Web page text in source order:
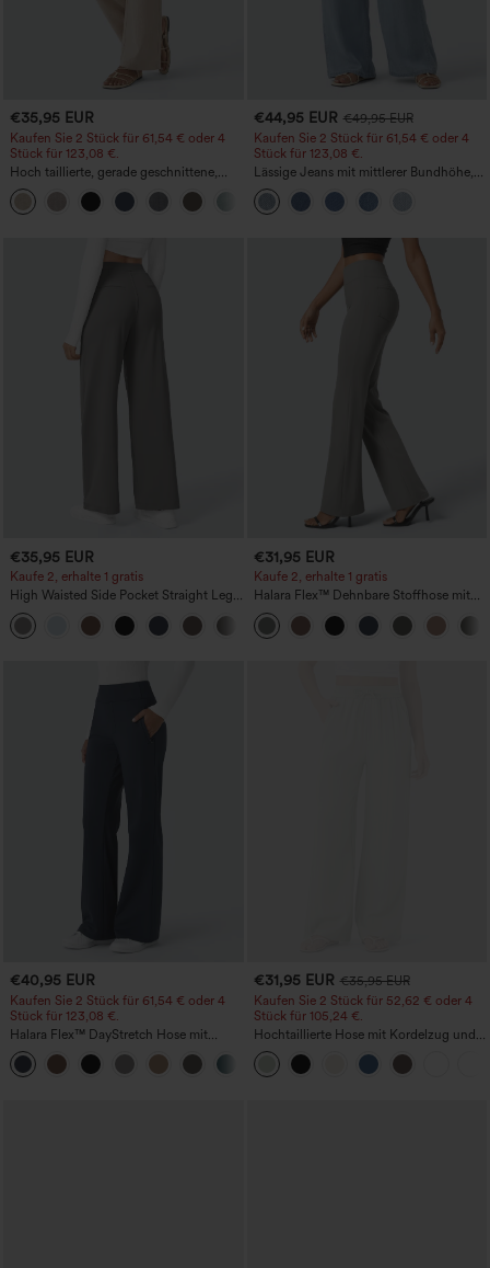
€35,95 EUR
Kaufen Sie 2 Stück für 61,54 € oder 4
Stück für 123,08 €.
Hoch taillierte, gerade geschnittene,
legere Leinen-Optik-Hose mit Taschen
+5
€44,95 EUR €49,95 EUR
Kaufen Sie 2 Stück für 61,54 € oder 4
Stück für 123,08 €.
Lässige Jeans mit mittlerer Bundhöhe,
Kordelzug und Taschen
€35,95 EUR
Kaufe 2, erhalte 1 gratis
High Waisted Side Pocket Straight Leg
Work Pants
+23
€31,95 EUR
Kaufe 2, erhalte 1 gratis
Halara Flex™ Dehnbare Stoffhose mit
hohem Bund und Seitentasche hinten
€40,95 EUR
Kaufen Sie 2 Stück für 61,54 € oder 4
Stück für 123,08 €.
Halara Flex™ DayStretch Hose mit
mittlerer Bundhöhe, seitlicher
Reißverschlusstasche und
Work‑Flare‑Schnitt
€31,95 EUR €35,95 EUR
Kaufen Sie 2 Stück für 52,62 € oder 4
Stück für 105,24 €.
Hochtaillierte Hose mit Kordelzug und
Taschen, weitem Bein, lässig und locker
in Leinenoptik